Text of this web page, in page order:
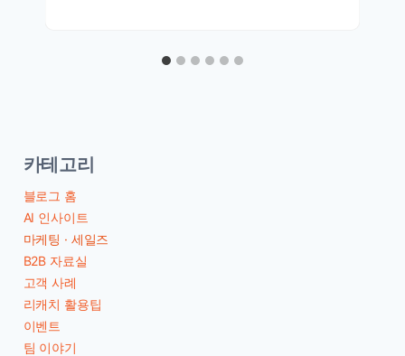
카테고리
블로그 홈
AI 인사이트
마케팅 · 세일즈
B2B 자료실
고객 사례
리캐치 활용팁
이벤트
팀 이야기